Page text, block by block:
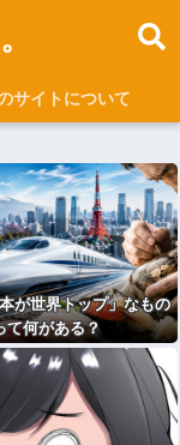
サイトについて
が世界トップ」なもの
て何がある？